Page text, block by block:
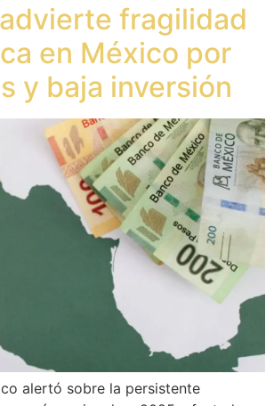
fragilidad
en México por
y baja inversión
alertó sobre la persistente